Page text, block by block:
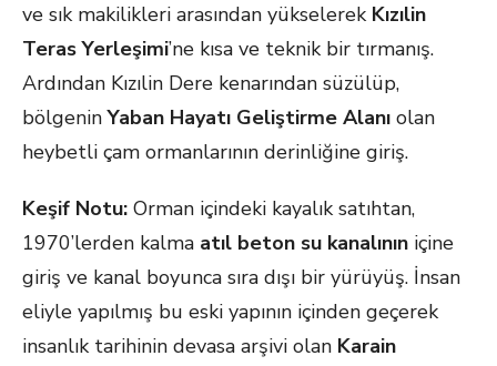
ve sık makilikleri arasından yükselerek Kızılin
Teras Yerleşimi’ne kısa ve teknik bir tırmanış.
Ardından Kızılin Dere kenarından süzülüp,
bölgeninYaban Hayatı Geliştirme Alanı olan
heybetli çam ormanlarının derinliğine giriş.
Keşif Notu: Orman içindeki kayalık satıhtan,
1970’lerden kalma atıl beton su kanalının içine
giriş ve kanal boyunca sıra dışı bir yürüyüş. İnsan
eliyle yapılmış bu eski yapının içinden geçerek
insanlık tarihinin devasa arşivi olan Karain